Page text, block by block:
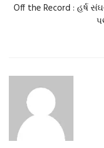
Off the Record : હર્ષ